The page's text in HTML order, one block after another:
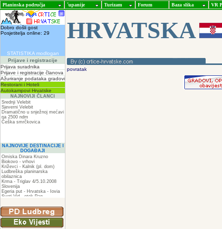
Planinska područja ˇupanije Turizam Forum Baza slika VR
Dobro došli gost
Posjetitelja online: 29
STATISTIKA modlogan
Prijave i registracije
Prijava suradnika
Prijave i registracije članova
Ažuriranje podataka gradovi
Restorani i Hoteli
Autokampovi Hrvatske
NAJNOVIJI ČLANCI
Srednji Velebit
Sjeverni Velebit
Dramatično u snježnoj mećavi
na 2500 ndm
Češka smrčkovica
NAJNOVIJE DESTINACIJE I
DOGAĐAJI
Omiska Dinara Kruzno
Biokovo - vrhovi
Križevci - Kalnik (pl. dom)
Ludbreška planinarska
obilaznica
Krma - Triglav 4/5.10.2008
Slovenija
Egeria put - Hrvatska - Iovia
Sveti Vid - otok Pag
ZIR
Podkilavac-Mudna dol-Hahlići-
Kolac-Podki
HRVATSKA
povratak